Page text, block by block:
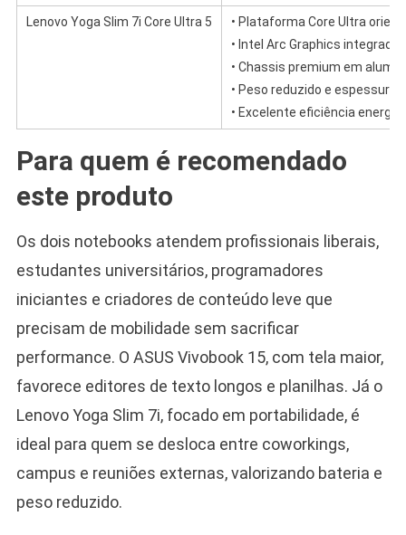
Lenovo Yoga Slim 7i Core Ultra 5
• Plataforma Core Ultra
• Intel Arc Graphics
• Chassis premium em
• Peso reduzido e espessura
• Excelente eficiência
Para quem é recomendado
este produto
Os dois notebooks atendem profissionais liberais,
estudantes universitários, programadores
iniciantes e criadores de conteúdo leve que
precisam de mobilidade sem sacrificar
performance. O ASUS Vivobook 15, com tela maior,
favorece editores de texto longos e planilhas. Já o
Lenovo Yoga Slim 7i, focado em portabilidade, é
ideal para quem se desloca entre coworkings,
campus e reuniões externas, valorizando bateria e
peso reduzido.